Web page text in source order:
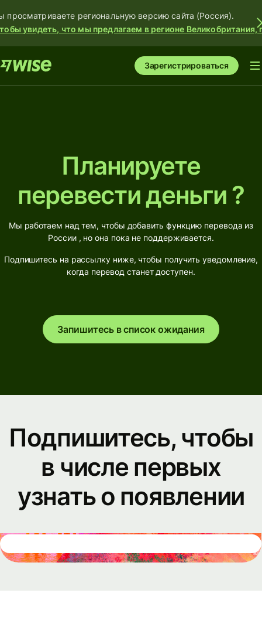
просматриваете региональную версию сайта (Россия).
увидеть, что мы предлагаем в регионе Великобритания,
Зарегистрироваться
Планируете
перевести деньги ?
Мы работаем над тем, чтобы добавить функцию перевода из
России , но она пока не поддерживается.
Подпишитесь на рассылку ниже, чтобы получить уведомление,
когда перевод станет доступен.
Запишитесь в список ожидания
Подпишитесь, чтобы
в числе первых
узнать о появлении